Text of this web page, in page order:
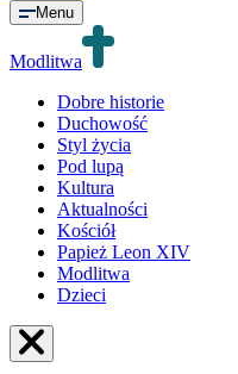
Menu
Modlitwa
Dobre historie
Duchowość
Styl życia
Pod lupą
Kultura
Aktualności
Kościół
Papież Leon XIV
Modlitwa
Dzieci